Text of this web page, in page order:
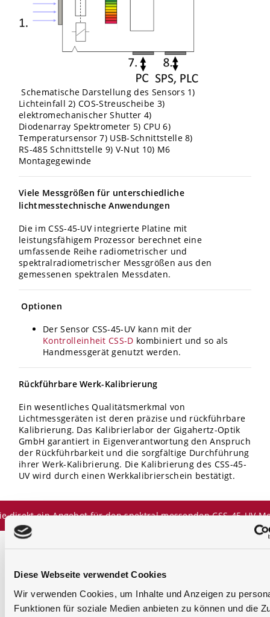
Diese Webseite verwendet Cookies
Wir verwenden Cookies, um Inhalte und Anzeigen zu
Funktionen für soziale Medien anbieten zu können und die
Schematische Darstellung des Sensors 1)
Lichteinfall 2) COS-Streuscheibe 3)
elektromechanischer Shutter 4)
Diodenarray Spektrometer 5) CPU 6)
Temperatursensor 7) USB-Schnittstelle 8)
RS-485 Schnittstelle 9) V-Nut 10) M6
Montagegewinde
Viele Messgrößen für unterschiedliche
lichtmesstechnische Anwendungen
Die im CSS-45-UV integrierte Platine mit
leistungsfähigem Prozessor berechnet eine
umfassende Reihe radiometrischer und
spektralradiometrischer Messgrößen aus den
gemessenen spektralen Messdaten.
Optionen
Der Sensor CSS-45-UV kann mit der
Kontrolleinheit CSS-D kombiniert und so als
Handmessgerät genutzt werden.
Rückführbare Werk-Kalibrierung
Ein wesentliches Qualitätsmerkmal von
Lichtmessgeräten ist deren präzise und rückführbare
Kalibrierung. Das Kalibrierlabor der Gigahertz-Optik
GmbH garantiert in Eigenverantwortung den Anspruch
der Rückführbarkeit und die sorgfältige Durchführung
ihrer Werk-Kalibrierung. Die Kalibrierung des CSS-45-
UV wird durch einen Werkkalibrierschein bestätigt.
direkt ein Angebot für den spektral messenden CSS-45-UV